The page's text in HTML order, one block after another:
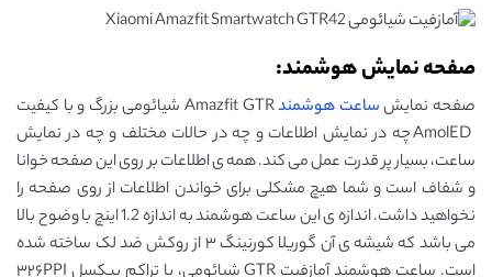
صفحه نمایش هوشمند:
صفحه نمایشساعت هوشمند
Amazfit GTR شیائومی بزرگ و با کیفیت
AmolED چه در نمایش اطلاعات و چه در حالات مختلف و چه در نمایش
ساعت، بسیار پر قدرت عمل می کند. همه ی اطلاعات بر روی این صفحه خوانا
و شفاف است و شما هیچ مشکلی برای خواندن اطلاعات از روی صفحه را
نخواهید داشت. اندازه ی این ساعت هوشمند به اندازه 1.2 اینچ با وضوح بالا
می باشد که شیشه ی آن گوریلا کورنینگ ۳ از روکش ضد لک ساخته شده